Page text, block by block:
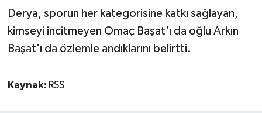
Derya, sporun her kategorisine katkı sağlayan,
kimseyi incitmeyen Omaç Başat'ı da oğlu Arkın
Başat'ı da özlemle andıklarını belirtti.
Kaynak: RSS